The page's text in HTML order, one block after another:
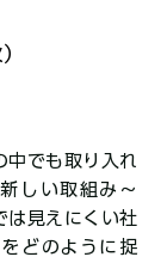
中でも取り入れ
しい取組み～
は見えにくい社
どのように捉